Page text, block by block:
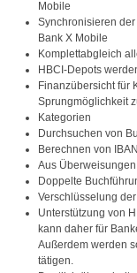
Mobile
Synchronisieren
Bank X Mobile
Komplettabgleich
HBCI-Depots
Finanzübersicht für
Sprungmöglichkeit
Kategorien
Durchsuchen von
Berechnen von
Aus
Doppelte
Verschlüsselung
Unterstützung von
kann daher für
Außerdem werden
tätigen.